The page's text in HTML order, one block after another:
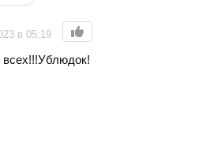
в 05:19
всех!!!Ублюдок!